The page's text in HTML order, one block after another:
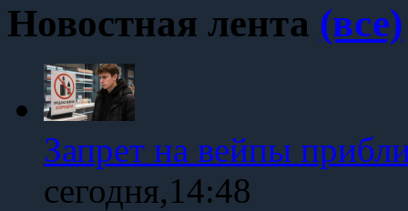
Новостная лента (все)
Запрет на вейпы
сегодня,14:48